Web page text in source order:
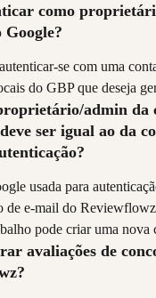
como
se com uma
do GBP que deseja
admin da
ser igual ao da
usada para
de e-mail do
pode criar uma nova
avaliações de